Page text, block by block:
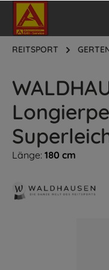
REITSPORT
Länge: 180 cm